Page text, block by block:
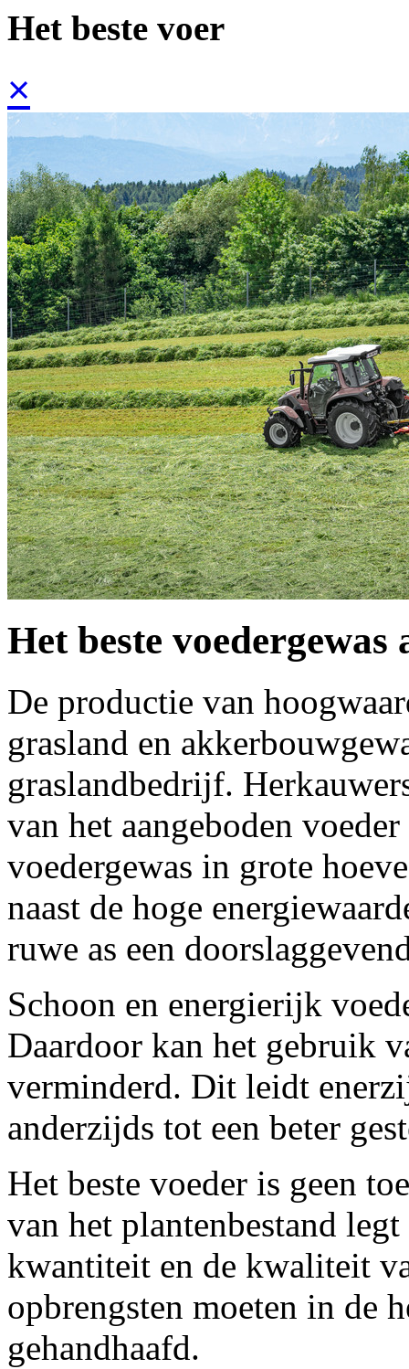
Het beste voer
×
Het beste voedergewas
De productie van
grasland en
graslandbedrijf.
van het aangeboden
voedergewas in grote
naast de hoge
ruwe as een
Schoon en energierijk
Daardoor kan het gebruik
verminderd. Dit leidt
anderzijds tot een beter
Het beste voeder is geen
van het plantenbestand
kwantiteit en de kwaliteit
opbrengsten moeten in de
gehandhaafd.